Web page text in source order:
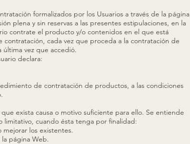
formalizados por los Usuarios a través de la página
plena y sin reservas a las presentes estipulaciones, en la
contrate el producto y/o contenidos en el que está
cada vez que proceda a la contratación de
vez que accedió.
declara:
de contratación de productos, a las condiciones
exista causa o motivo suficiente para ello. Se entiende
limitativo, cuando ésta tenga por finalidad:
los existentes.
página Web.